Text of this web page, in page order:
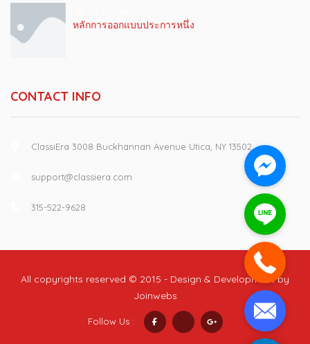
หลักการออกแบบประการหนึ่ง
CONTACT INFO
ClassiEra 3008 Buckhannan Avenue Utica, NY 13502
support@classiera.com
315-522-9628
All copyrights reserved © 2015 - Design & Development by
Joinwebs
Follow Us :